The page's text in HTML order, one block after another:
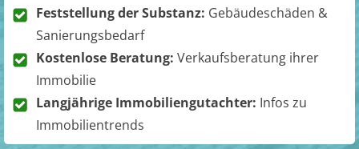
Feststellung der Substanz: Gebäudeschäden &
Sanierungsbedarf
Kostenlose Beratung: Verkaufsberatung ihrer
Immobilie
Langjährige Immobiliengutachter: Infos zu
Immobilientrends